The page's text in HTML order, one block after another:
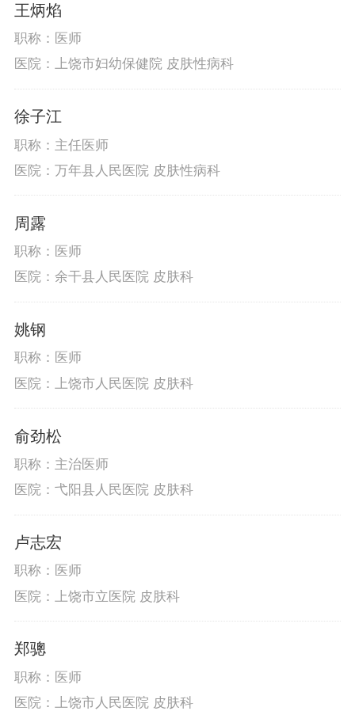
王炳焰
职称：医师
医院：上饶市妇幼保健院 皮肤性病科
徐子江
职称：主任医师
医院：万年县人民医院 皮肤性病科
周露
职称：医师
医院：余干县人民医院 皮肤科
姚钢
职称：医师
医院：上饶市人民医院 皮肤科
俞劲松
职称：主治医师
医院：弋阳县人民医院 皮肤科
卢志宏
职称：医师
医院：上饶市立医院 皮肤科
郑骢
职称：医师
医院：上饶市人民医院 皮肤科